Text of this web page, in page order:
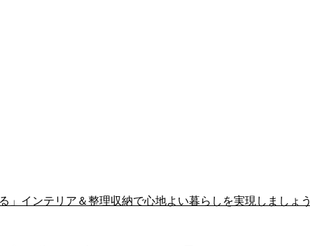
」インテリア＆整理収納で心地よい暮らしを実現しましょう